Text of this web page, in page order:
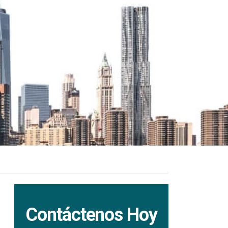
Contáctenos Hoy